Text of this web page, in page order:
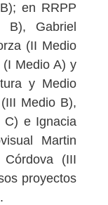
en RRPP
B), Gabriel
(II Medio
Medio A) y
y Medio
Medio B),
C) e Ignacia
Martin
(III
proyectos